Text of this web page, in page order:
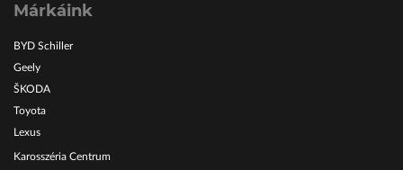
Márkáink
BYD Schiller
Geely
ŠKODA
Toyota
Lexus
Karosszéria Centrum